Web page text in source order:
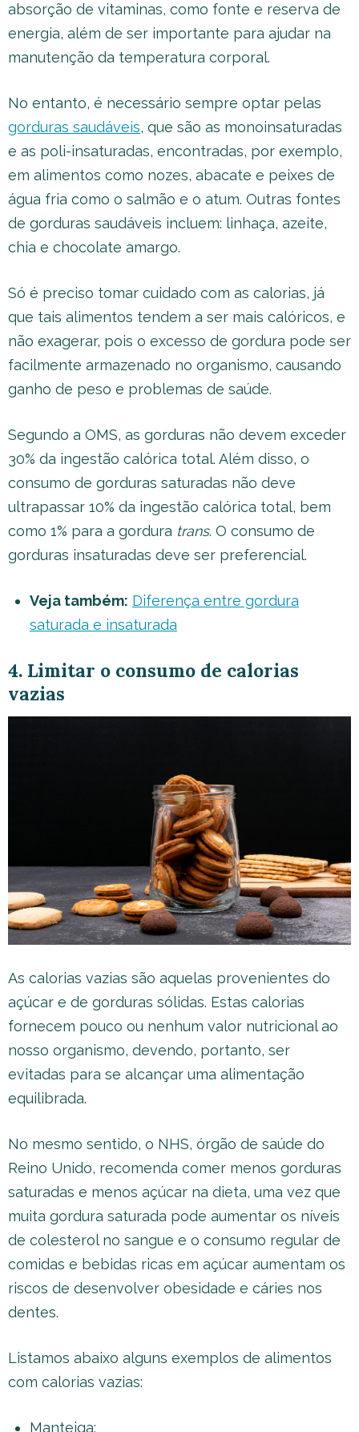
absorção de vitaminas, como fonte e reserva de
energia, além de ser importante para ajudar na
manutenção da temperatura corporal.
No entanto, é necessário sempre optar pelas
gorduras saudáveis, que são as monoinsaturadas
e as poli-insaturadas, encontradas, por exemplo,
em alimentos como nozes, abacate e peixes de
água fria como o salmão e o atum. Outras fontes
de gorduras saudáveis incluem: linhaça, azeite,
chia e chocolate amargo.
Só é preciso tomar cuidado com as calorias, já
que tais alimentos tendem a ser mais calóricos, e
não exagerar, pois o excesso de gordura pode ser
facilmente armazenado no organismo, causando
ganho de peso e problemas de saúde.
Segundo a OMS, as gorduras não devem exceder
30% da ingestão calórica total. Além disso, o
consumo de gorduras saturadas não deve
ultrapassar 10% da ingestão calórica total, bem
como 1% para a gordura trans. O consumo de
gorduras insaturadas deve ser preferencial.
Veja também: Diferença entre gordura
saturada e insaturada
4. Limitar o consumo de calorias
vazias
As calorias vazias são aquelas provenientes do
açúcar e de gorduras sólidas. Estas calorias
fornecem pouco ou nenhum valor nutricional ao
nosso organismo, devendo, portanto, ser
evitadas para se alcançar uma alimentação
equilibrada.
No mesmo sentido, o NHS, órgão de saúde do
Reino Unido, recomenda comer menos gorduras
saturadas e menos açúcar na dieta, uma vez que
muita gordura saturada pode aumentar os níveis
de colesterol no sangue e o consumo regular de
comidas e bebidas ricas em açúcar aumentam os
riscos de desenvolver obesidade e cáries nos
dentes.
Listamos abaixo alguns exemplos de alimentos
com calorias vazias:
Manteiga;